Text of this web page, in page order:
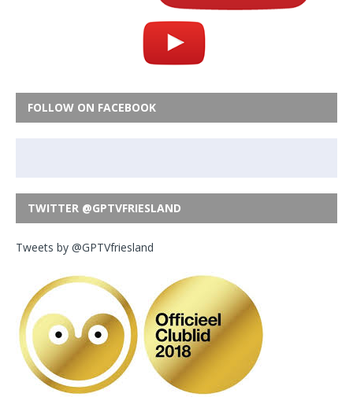
FOLLOW ON FACEBOOK
TWITTER @GPTVFRIESLAND
Tweets by @GPTVfriesland